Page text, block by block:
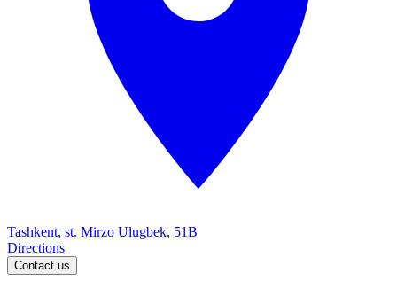
Tashkent, st. Mirzo Ulugbek, 51B
Directions
Contact us